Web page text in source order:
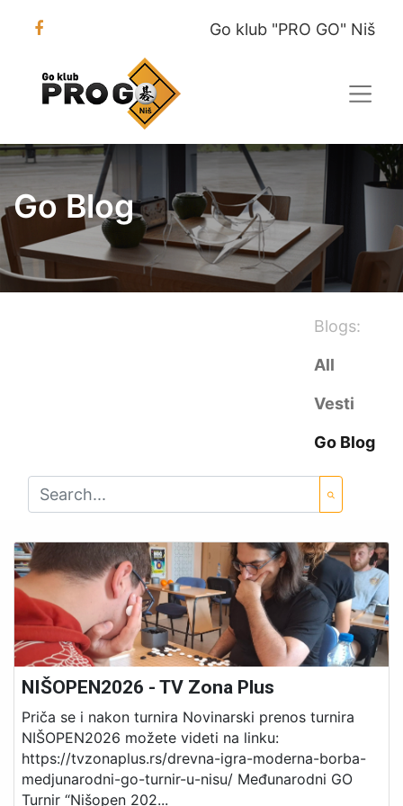
Go klub "PRO GO" Niš
Go Blog
Blogs:
All
Vesti
Go Blog
NIŠOPEN2026 - TV Zona Plus
Priča se i nakon turnira Novinarski prenos turnira
NIŠOPEN2026 možete videti na linku:
https://tvzonaplus.rs/drevna-igra-moderna-borba-
medjunarodni-go-turnir-u-nisu/ Međunarodni GO
Turnir “Nišopen 202...